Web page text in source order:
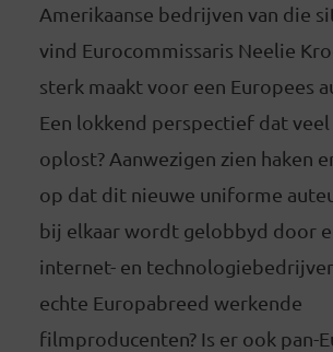
Amerikaanse bedrijven van die
vind Eurocommissaris Neelie
sterk maakt voor een Europees
Een lokkend perspectief dat
oplost? Aanwezigen zien haken
op dat dit nieuwe uniforme
bij elkaar wordt gelobbyd door
internet- en
echte Europabreed werkende
filmproducenten? Is er ook pan-